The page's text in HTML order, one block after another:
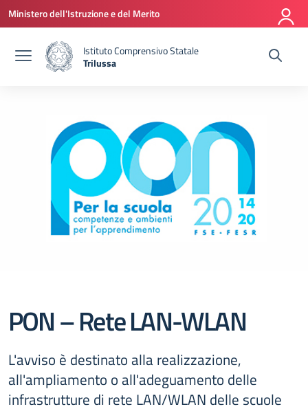
Vai ai contenuti
Vai al menu di navigazione
Vai al footer
Ministero dell'Istruzione e del Merito
Istituto Comprensivo Statale
Trilussa
PON – Rete LAN-WLAN
L'avviso è destinato alla realizzazione,
all'ampliamento o all'adeguamento delle
infrastrutture di rete LAN/WLAN delle scuole